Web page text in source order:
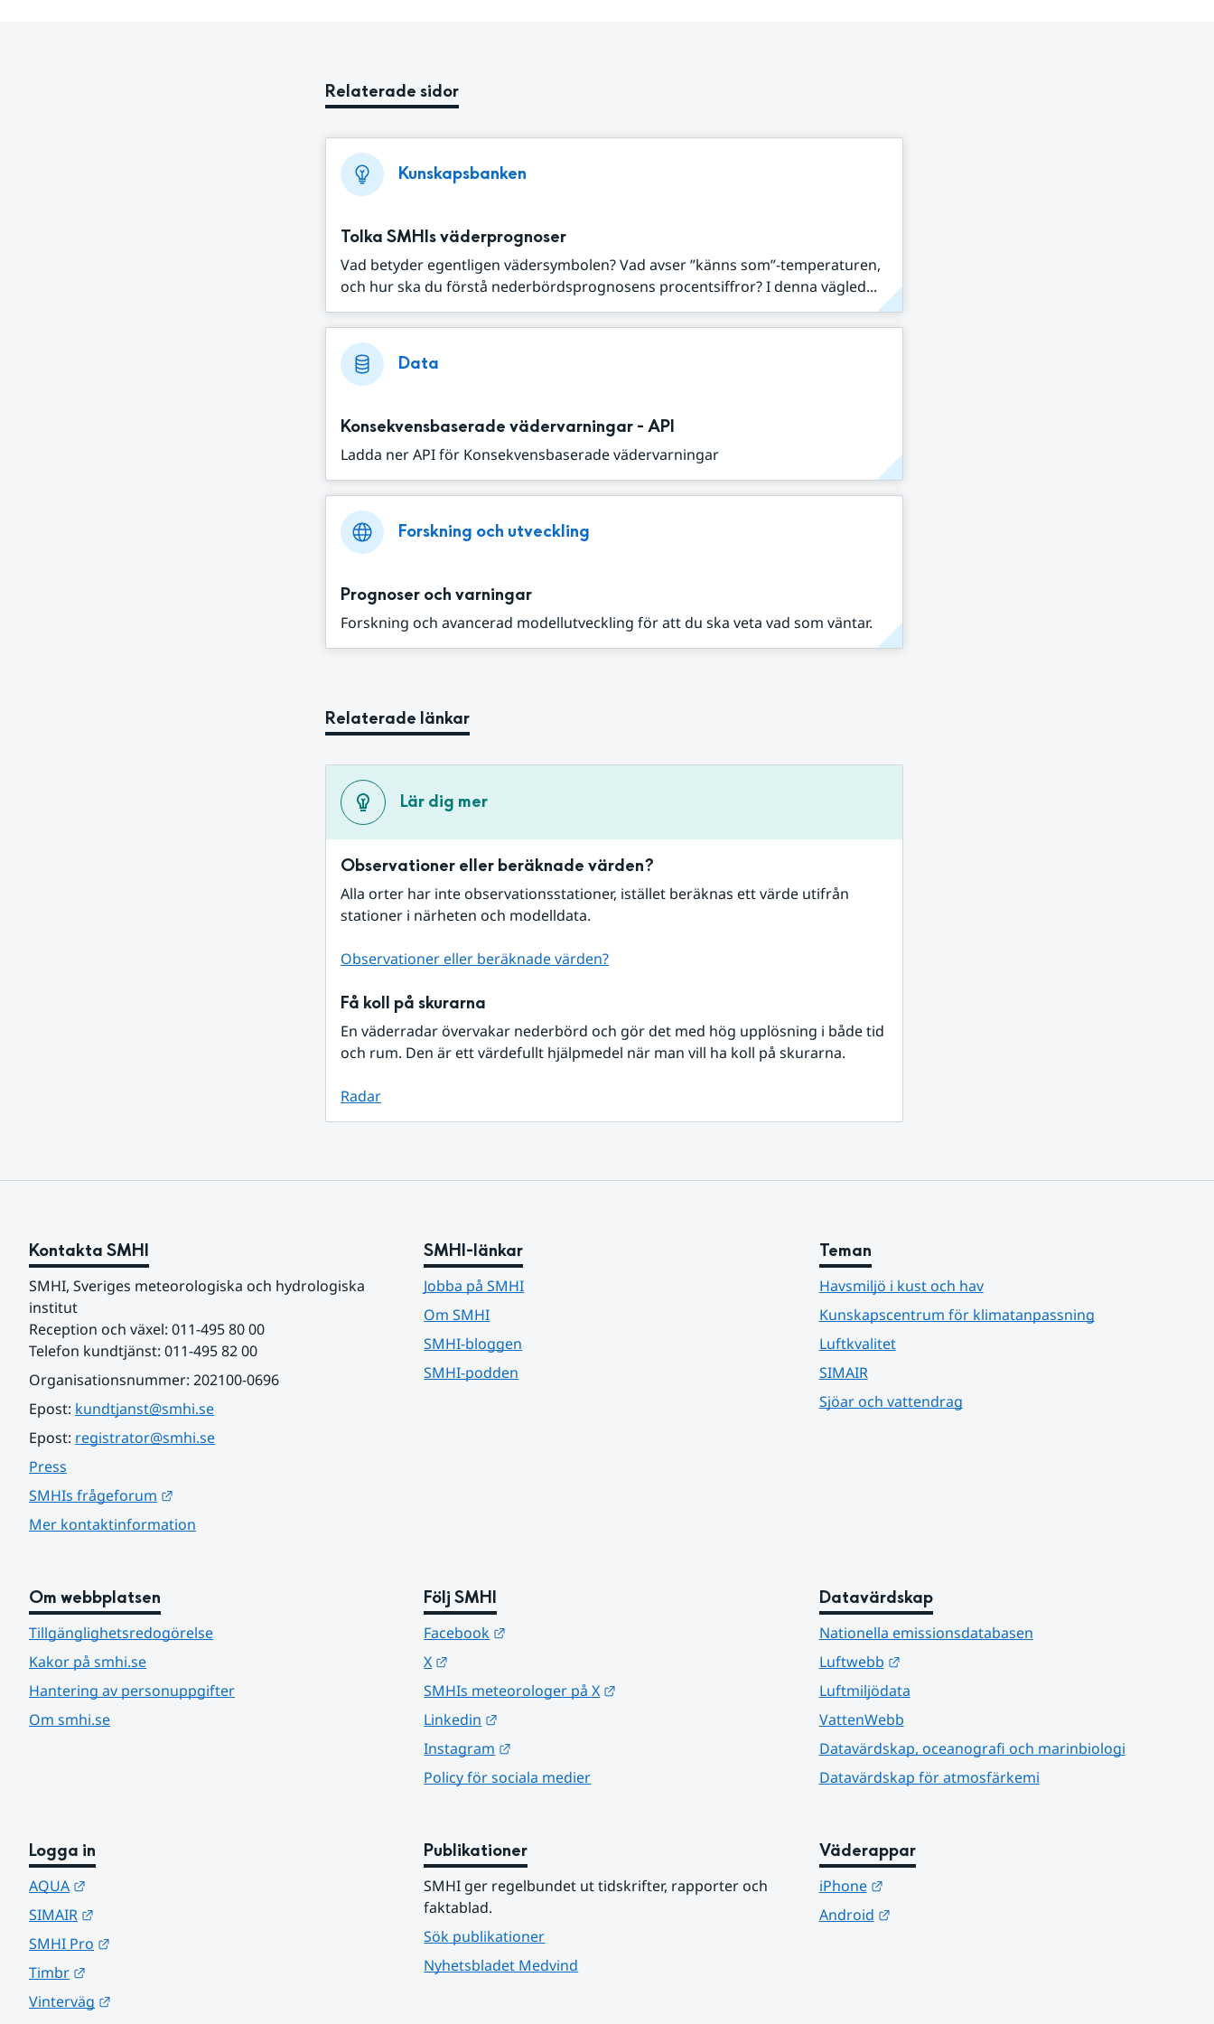
Relaterade sidor
Kunskapsbanken
Tolka SMHIs väderprognoser
Vad betyder egentligen vädersymbolen? Vad avser ”känns som”-temperaturen,
och hur ska du förstå nederbördsprognosens procentsiffror? I denna vägled...
Data
Konsekvensbaserade vädervarningar - API
Ladda ner API för Konsekvensbaserade vädervarningar
Forskning och utveckling
Prognoser och varningar
Forskning och avancerad modellutveckling för att du ska veta vad som väntar.
Relaterade länkar
Lär dig mer
Observationer eller beräknade värden?
Alla orter har inte observationsstationer, istället beräknas ett värde utifrån
stationer i närheten och modelldata.
Observationer eller beräknade värden?
Få koll på skurarna
En väderradar övervakar nederbörd och gör det med hög upplösning i både tid
och rum. Den är ett värdefullt hjälpmedel när man vill ha koll på skurarna.
Radar
Kontakta SMHI
SMHI, Sveriges meteorologiska och hydrologiska
institut
Reception och växel: 011-495 80 00
Telefon kundtjänst: 011-495 82 00
Organisationsnummer: 202100-0696
Epost: kundtjanst@smhi.se
Epost: registrator@smhi.se
Press
SMHIs frågeforum
Mer kontaktinformation
SMHI-länkar
Jobba på SMHI
Om SMHI
SMHI-bloggen
SMHI-podden
Teman
Havsmiljö i kust och hav
Kunskapscentrum för klimatanpassning
Luftkvalitet
SIMAIR
Sjöar och vattendrag
Om webbplatsen
Tillgänglighetsredogörelse
Kakor på smhi.se
Hantering av personuppgifter
Om smhi.se
Följ SMHI
Facebook
X
SMHIs meteorologer på X
Linkedin
Instagram
Policy för sociala medier
Datavärdskap
Nationella emissionsdatabasen
Luftwebb
Länk till annan webbplats.
Luftmiljödata
VattenWebb
Datavärdskap, oceanografi och marinbiologi
Datavärdskap för atmosfärkemi
Logga in
AQUA
SIMAIR
SMHI Pro
Timbr
Vinterväg
Publikationer
SMHI ger regelbundet ut tidskrifter, rapporter och
faktablad.
Sök publikationer
Nyhetsbladet Medvind
Väderappar
iPhone
Länk till annan webbplats.
Android
Länk till annan webbplats.